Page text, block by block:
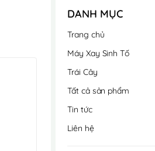
DANH MỤC
Trang chủ
Máy Xay Sinh Tố
Trái Cây
Tất cả sản phẩm
Tin tức
Liên hệ